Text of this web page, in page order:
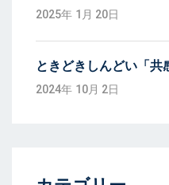
2025年 1月 20日
ときどきしんどい「共
2024年 10月 2日